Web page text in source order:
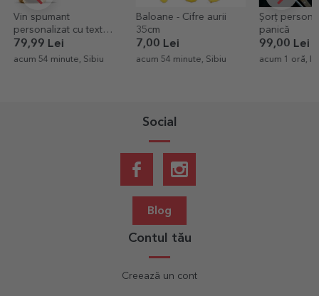
Vin spumant
personalizat cu text
pentru zi de naștere -
79,99 Lei
acum 54 minute, Sibiu
Baloane - Cifre aurii
35cm
7,00 Lei
acum 54 minute, Sibiu
Șorț
panică
99,00 Lei
acum 1 oră,
Social
Blog
Contul tău
Creează un cont